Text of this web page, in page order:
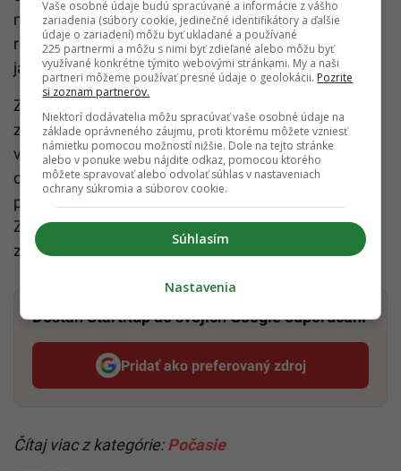
medvede podľa jeho slov vyhľadávajú v záhradách
rodinných domov práve dozrievajúce a padajúce
jablká či orechy.
Zásahový tím uistil, že ochrana bezpečnosti a
zdravia obyvateľov je jeho prioritou. V prípadoch
výskytu problémovýchmedveďov v intraviláne a
okolí je snahou tímu takýchto jedincov odplašiť a
pokúsiť sa im prinavrátiť prirodzenú plachosť.
Zároveň ich podľa Vevericu monitorujú a snažia sa
zozbierať čo najviac údajov o ich pohybe a správaní.
Dostaň Startitup do svojich Google odporúčaní
Pridať ako preferovaný zdroj
Startitup, odkaz sa otvorí v
Čítaj viac z kategórie:Počasie
Vaše osobné údaje budú spracúvané a informácie z vášho
zariadenia (súbory cookie, jedinečné identifikátory a ďalšie
údaje o zariadení) môžu byť ukladané a používané
225 partnermi a môžu s nimi byť zdieľané alebo môžu byť
využívané konkrétne týmito webovými stránkami. My a naši
partneri môžeme používať presné údaje o geolokácii. Pozrite
si zoznam partnerov.
Niektorí dodávatelia môžu spracúvať vaše osobné údaje na
základe oprávneného záujmu, proti ktorému môžete vzniesť
námietku pomocou možností nižšie. Dole na tejto stránke
alebo v ponuke webu nájdite odkaz, pomocou ktorého
môžete spravovať alebo odvolať súhlas v nastaveniach
ochrany súkromia a súborov cookie.
Súhlasím
Nastavenia